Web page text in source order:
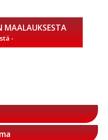
MAALAUKSESTA